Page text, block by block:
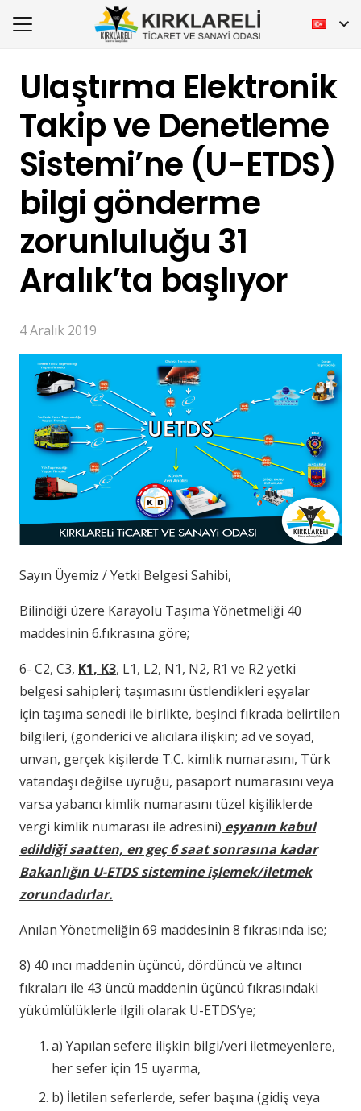
Ulaştırma Elektronik
Takip ve Denetleme
Sistemi’ne (U-ETDS)
bilgi gönderme
zorunluluğu 31
Aralık’ta başlıyor
4 Aralık 2019
Sayın Üyemiz / Yetki Belgesi Sahibi,
Bilindiği üzere Karayolu Taşıma Yönetmeliği 40
maddesinin 6.fıkrasına göre;
6- C2, C3, K1, K3, L1, L2, N1, N2, R1 ve R2 yetki
belgesi sahipleri; taşımasını üstlendikleri eşyalar
için taşıma senedi ile birlikte, beşinci fıkrada belirtilen
bilgileri, (gönderici ve alıcılara ilişkin; ad ve soyad,
unvan, gerçek kişilerde T.C. kimlik numarasını, Türk
vatandaşı değilse uyruğu, pasaport numarasını veya
varsa yabancı kimlik numarasını tüzel kişiliklerde
vergi kimlik numarası ile adresini) eşyanın kabul
edildiği saatten, en geç 6 saat sonrasına kadar
Bakanlığın U-ETDS sistemine işlemek/iletmek
zorundadırlar.
Anılan Yönetmeliğin 69 maddesinin 8 fıkrasında ise;
8) 40 ıncı maddenin üçüncü, dördüncü ve altıncı
fıkraları ile 43 üncü maddenin üçüncü fıkrasındaki
yükümlülüklerle ilgili olarak U-ETDS’ye;
a) Yapılan sefere ilişkin bilgi/veri iletmeyenlere,
her sefer için 15 uyarma,
b) İletilen seferlerde, sefer başına (gidiş veya